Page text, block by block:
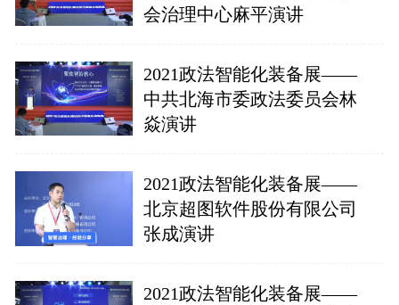
会治理中心麻平演讲
2021政法智能化装备展——
中共北海市委政法委员会林
焱演讲
2021政法智能化装备展——
北京超图软件股份有限公司
张成演讲
2021政法智能化装备展——